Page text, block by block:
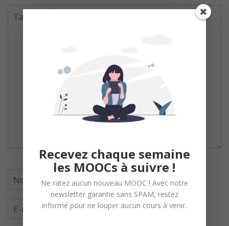
Recevez chaque semaine
les MOOCs à suivre !
Ne ratez aucun nouveau MOOC ! Avec notre
newsletter garantie sans SPAM, restez
informé pour ne louper aucun cours à venir.